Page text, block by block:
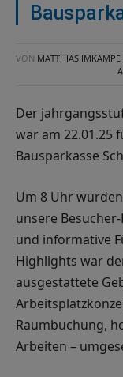
VON MATTHIAS IMKAMPE
Der
war am 22.01.25
Bausparkasse
Um 8 Uhr
unsere
und informative
Highlights war
ausgestattete
Raumbuchung,
Arbeiten –